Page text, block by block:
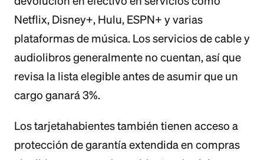
Netflix, Disney+, Hulu, ESPN+ y varias
plataformas de música. Los servicios de cable y
audiolibros generalmente no cuentan, así que
revisa la lista elegible antes de asumir que un
cargo ganará 3%.
Los tarjetahabientes también tienen acceso a
protección de garantía extendida en compras